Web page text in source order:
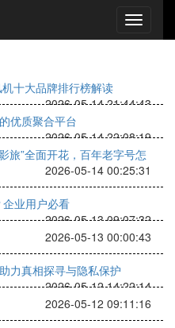
十大品牌排行榜解读
2026-05-14 21:44:43
优质聚合平台
2026-05-14 22:08:19
旅”全面开花，百年老字号怎
2026-05-14 00:25:31
业用户必看
2026-05-13 09:07:32
2026-05-13 00:00:43
力真相探寻与隐私保护
2026-05-12 14:22:14
2026-05-12 09:11:16